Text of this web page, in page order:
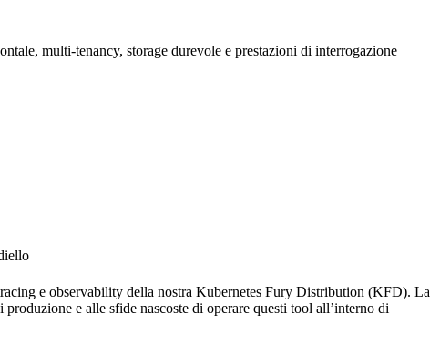
multi-tenancy, storage durevole e prestazioni di interrogazione
e observability della nostra Kubernetes Fury Distribution (KFD). La
e alle sfide nascoste di operare questi tool all’interno di